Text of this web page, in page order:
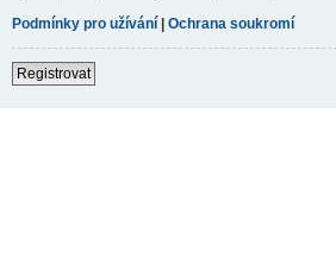
Podmínky pro užívání | Ochrana soukromí
Registrovat